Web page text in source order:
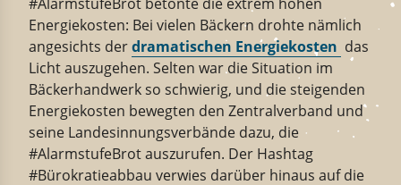
Energiekosten: Bei vielen Bäckern drohte nämlich
angesichts derdramatischen Energiekosten das
Licht auszugehen. Selten war die Situation im
Bäckerhandwerk so schwierig, und die steigenden
Energiekosten bewegten den Zentralverband und
seine Landesinnungsverbände dazu, die
#AlarmstufeBrot auszurufen. Der Hashtag
#Bürokratieabbau verwies darüber hinaus auf die